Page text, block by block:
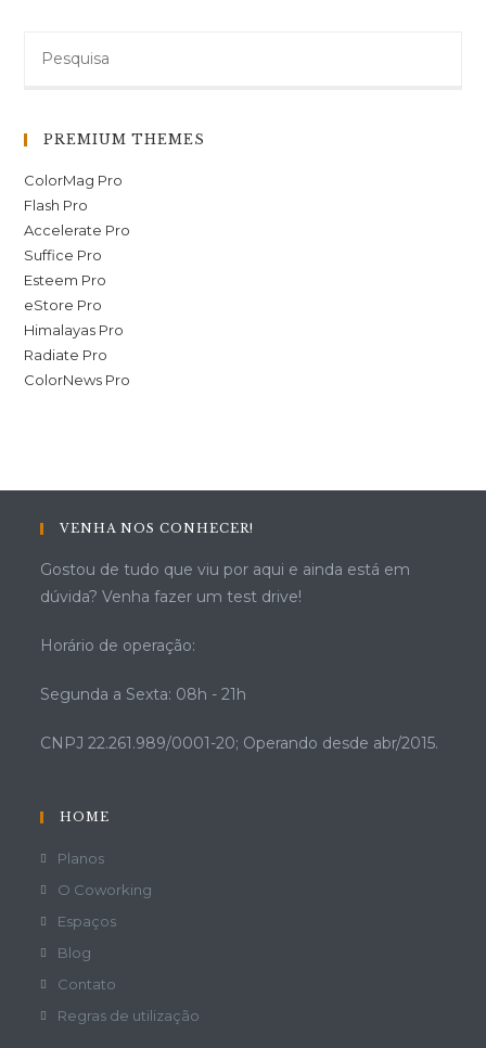
PREMIUM THEMES
ColorMag Pro
Flash Pro
Accelerate Pro
Suffice Pro
Esteem Pro
eStore Pro
Himalayas Pro
Radiate Pro
ColorNews Pro
VENHA NOS CONHECER!
Gostou de tudo que viu por aqui e ainda está em
dúvida? Venha fazer um test drive!
Horário de operação:
Segunda a Sexta: 08h - 21h
CNPJ 22.261.989/0001-20; Operando desde abr/2015.
HOME
Planos
O Coworking
Espaços
Blog
Contato
Regras de utilização